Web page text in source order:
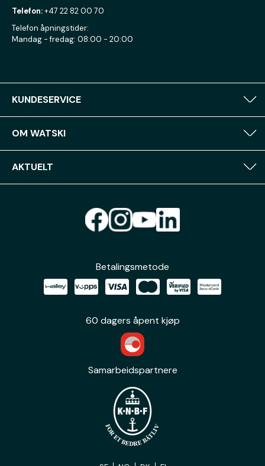
Telefon:+47 22 82 00 70
Telefon åpningstider:
Mandag - fredag: 08:00 - 20:00
KUNDESERVICE
OM WATSKI
AKTUELT
Betalingsmetode
60 dagers åpent kjøp
Samarbeidspartnere